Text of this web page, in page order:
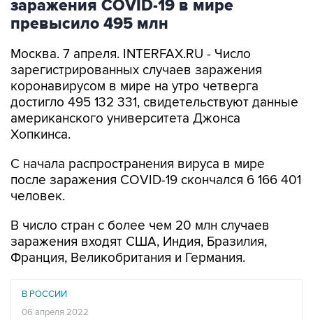
заражения COVID-19 в мире
превысило 495 млн
Москва. 7 апреля. INTERFAX.RU - Число
зарегистрированных случаев заражения
коронавирусом в мире на утро четверга
достигло 495 132 331, свидетельствуют данные
американского университета Джонса
Хопкинса.
С начала распространения вируса в мире
после заражения COVID-19 скончался 6 166 401
человек.
В число стран с более чем 20 млн случаев
заражения входят США, Индия, Бразилия,
Франция, Великобритания и Германия.
В РОССИИ
06 апреля 2022